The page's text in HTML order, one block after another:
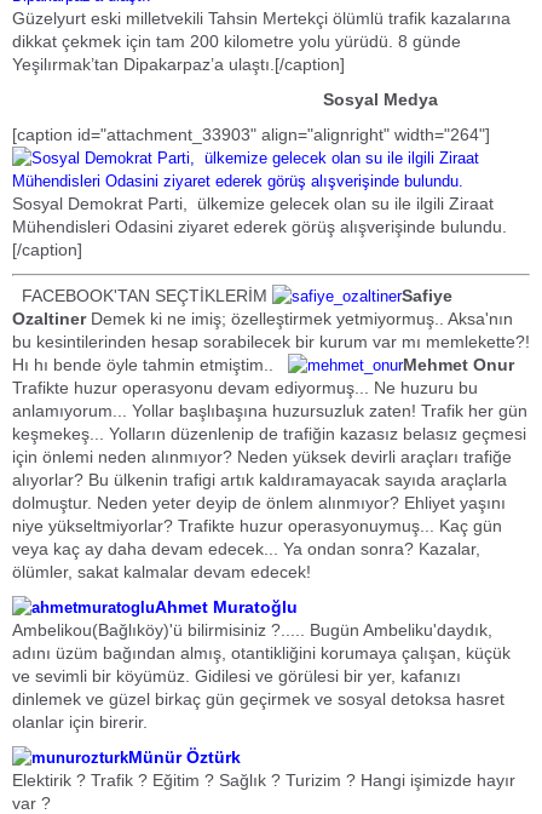
Güzelyurt eski milletvekili Tahsin Mertekçi ölümlü trafik kazalarına
dikkat çekmek için tam 200 kilometre yolu yürüdü. 8 günde
Yeşilırmak’tan Dipakarpaz’a ulaştı.[/caption]
Sosyal Medya
[caption id="attachment_33903" align="alignright" width="264"]
Sosyal Demokrat Parti, ülkemize gelecek olan su ile ilgili Ziraat
Mühendisleri Odasini ziyaret ederek görüş alışverişinde bulundu.
[/caption]
FACEBOOK'TAN SEÇTİKLERİM
Safiye
OzaltinerDemek ki ne imiş; özelleştirmek yetmiyormuş.. Aksa'nın
bu kesintilerinden hesap sorabilecek bir kurum var mı memlekette?!
Hı hı bende öyle tahmin etmiştim..
Mehmet Onur
Trafikte huzur operasyonu devam ediyormuş... Ne huzuru bu
anlamıyorum... Yollar başlıbaşına huzursuzluk zaten! Trafik her gün
keşmekeş... Yolların düzenlenip de trafiğin kazasız belasız geçmesi
için önlemi neden alınmıyor? Neden yüksek devirli araçları trafiğe
alıyorlar? Bu ülkenin trafigi artık kaldıramayacak sayıda araçlarla
dolmuştur. Neden yeter deyip de önlem alınmıyor? Ehliyet yaşını
niye yükseltmiyorlar? Trafikte huzur operasyonuymuş... Kaç gün
veya kaç ay daha devam edecek... Ya ondan sonra? Kazalar,
ölümler, sakat kalmalar devam edecek!
Ahmet Muratoğlu
Ambelikou(Bağlıköy)'ü bilirmisiniz ?..... Bugün Ambeliku'daydık,
adını üzüm bağından almış, otantikliğini korumaya çalışan, küçük
ve sevimli bir köyümüz. Gidilesi ve görülesi bir yer, kafanızı
dinlemek ve güzel birkaç gün geçirmek ve sosyal detoksa hasret
olanlar için birerir.
Münür Öztürk
Elektirik ? Trafik ? Eğitim ? Sağlık ? Turizim ? Hangi işimizde hayır
var ?